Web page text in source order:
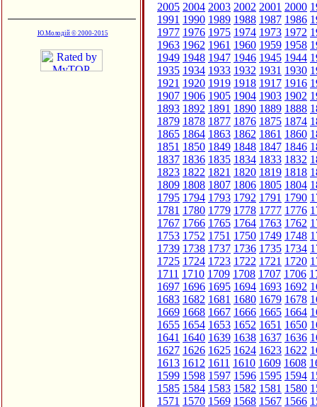
Ю.Молодій © 2000-2015
2005 2004 2003 2002 2001 2000
1991 1990 1989 1988 1987 1986
1977 1976 1975 1974 1973 1972
1963 1962 1961 1960 1959 1958
1949 1948 1947 1946 1945 1944
1935 1934 1933 1932 1931 1930
1921 1920 1919 1918 1917 1916
1907 1906 1905 1904 1903 1902
1893 1892 1891 1890 1889 1888
1879 1878 1877 1876 1875 1874
1865 1864 1863 1862 1861 1860
1851 1850 1849 1848 1847 1846
1837 1836 1835 1834 1833 1832
1823 1822 1821 1820 1819 1818
1809 1808 1807 1806 1805 1804
1795 1794 1793 1792 1791 1790
1781 1780 1779 1778 1777 1776
1767 1766 1765 1764 1763 1762
1753 1752 1751 1750 1749 1748
1739 1738 1737 1736 1735 1734
1725 1724 1723 1722 1721 1720
1711 1710 1709 1708 1707 1706
1697 1696 1695 1694 1693 1692
1683 1682 1681 1680 1679 1678
1669 1668 1667 1666 1665 1664
1655 1654 1653 1652 1651 1650
1641 1640 1639 1638 1637 1636
1627 1626 1625 1624 1623 1622
1613 1612 1611 1610 1609 1608
1599 1598 1597 1596 1595 1594
1585 1584 1583 1582 1581 1580
1571 1570 1569 1568 1567 1566